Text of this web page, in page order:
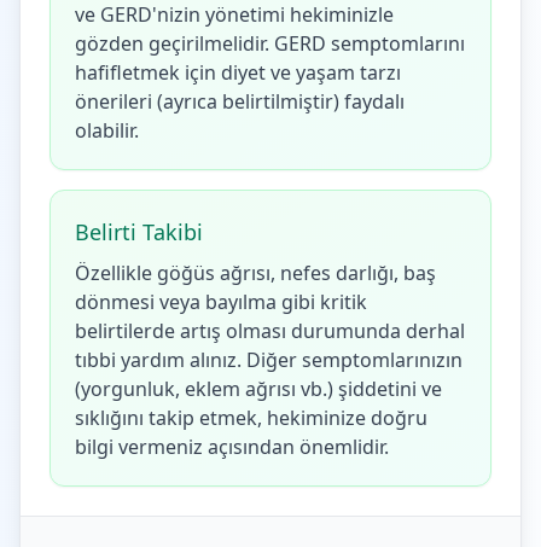
ve GERD'nizin yönetimi hekiminizle
gözden geçirilmelidir. GERD semptomlarını
hafifletmek için diyet ve yaşam tarzı
önerileri (ayrıca belirtilmiştir) faydalı
olabilir.
Belirti Takibi
Özellikle göğüs ağrısı, nefes darlığı, baş
dönmesi veya bayılma gibi kritik
belirtilerde artış olması durumunda derhal
tıbbi yardım alınız. Diğer semptomlarınızın
(yorgunluk, eklem ağrısı vb.) şiddetini ve
sıklığını takip etmek, hekiminize doğru
bilgi vermeniz açısından önemlidir.